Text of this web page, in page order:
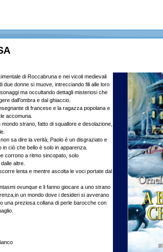
di Roccabruna e nei vicoli medievali
due donne si muove, intrecciando fili alle loro
ma occultando dettagli misteriosi che
dall’ombra e dal ghiaccio.
di francese e la ragazza popolana e
accomuna.
strano, fatto di squallore e desolazione,
sa dire la verità; Paolo è un disgraziato e
in ciò che bello è solo in apparenza.
corrono a ritmo sincopato, solo
altre.
lenta e mentre ascolta le voci portate dal
ovunque e li fanno giocare a uno strano
un mondo dove i desideri si avverano
una preziosa collana di perle barocche con